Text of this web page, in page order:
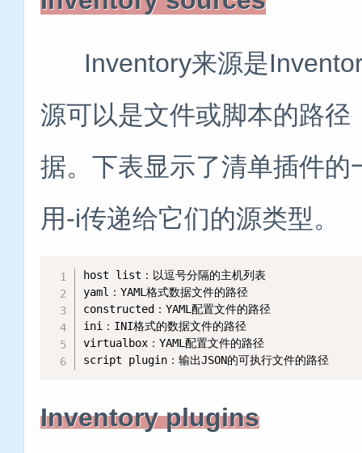
Inventory来源是
源可以是文件或脚本的路
据。下表显示了清单插件
用-i传递给它们的源类型。
host list：以逗号分隔的主机列表
yaml：YAML格式数据文件的路径
constructed：YAML配置文件的路径
ini：INI格式的数据文件的路径
virtualbox：YAML配置文件的路径
script plugin：输出JSON的可执行文件的路径
Inventory plugins